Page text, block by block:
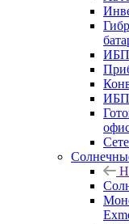
ИБП
ИБП